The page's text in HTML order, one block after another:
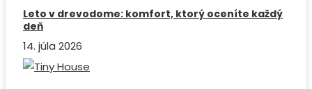
Leto v drevodome: komfort, ktorý oceníte každý
deň
14. júla 2026